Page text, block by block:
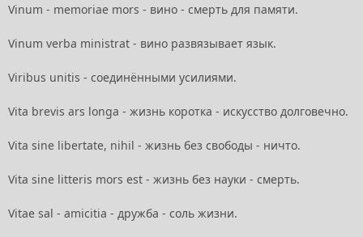
Vinum - memoriae mors - вино - смерть для памяти.
Vinum verba ministrat - вино развязывает язык.
Viribus unitis - соединёнными усилиями.
Vita brevis ars longa - жизнь коротка - искусство долговечно.
Vita sine libertate, nihil - жизнь без свободы - ничто.
Vita sine litteris mors est - жизнь без науки - смерть.
Vitae sal - amicitia - дружба - соль жизни.